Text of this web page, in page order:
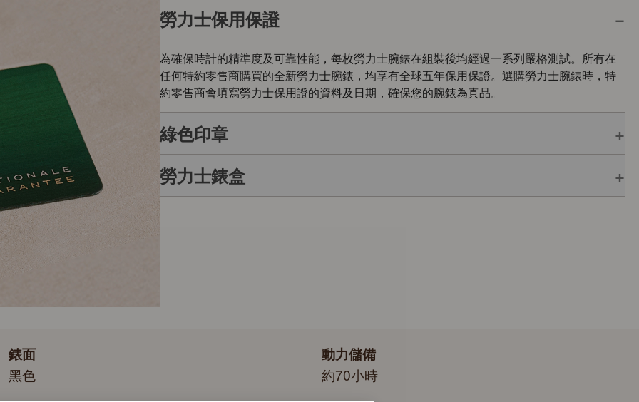
勞力士保用保證
為確保時計的精準度及可靠性能，每枚勞力士腕錶在組裝後均經過一系列嚴格測試。所有在
任何特約零售商購買的全新勞力士腕錶，均享有全球五年保用保證。選購勞力士腕錶時，特
約零售商會填寫勞力士保用證的資料及日期，確保您的腕錶為真品。
綠色印章
每枚勞力士腕錶均附有全球五年保用保證，並附上綠色印章，此印章是頂級天文台精密時計
的象徵。此獨特標記證明腕錶除了機芯獲瑞士精密時計測試中心（COSC）認證外，更通過
勞力士錶盒
錶面
黑色
動力儲備
約70小時